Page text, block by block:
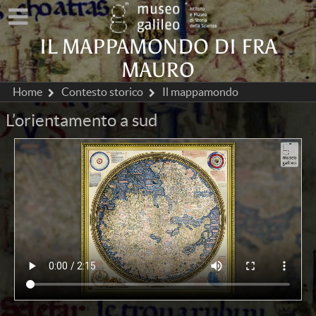
IL MAPPAMONDO DI FRA
MAURO
Home Contesto storico Il mappamondo
L’orientamento a sud